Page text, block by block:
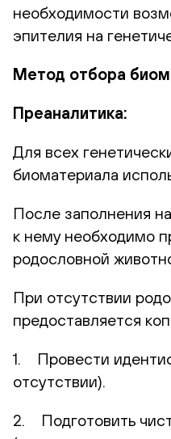
необходимости
эпителия на
Метод отбора
Преаналитика:
Для всех
биоматериала
После заполнения
к нему необходимо
родословной
При отсутствии
предоставляется
1. Провести
отсутствии).
2. Подготовить